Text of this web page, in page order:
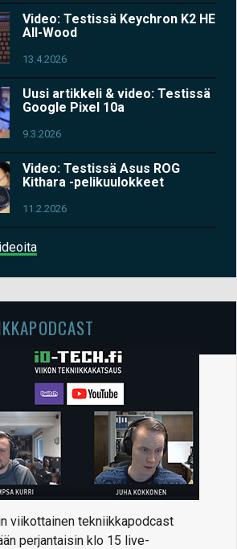
Video: Testissä Keychron K2 HE
All-Wood
13.4.2026
Uusi artikkeli & video: Testissä
Google Pixel 10a
9.3.2026
Video: Testissä Asus ROG
Kithara -pelikuulokkeet
11.2.2026
viikottainen tekniikkapodcast
perjantaisin klo 15 live-